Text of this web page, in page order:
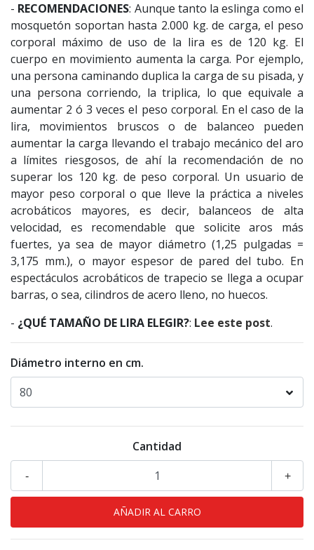
- RECOMENDACIONES: Aunque tanto la eslinga como el
mosquetón soportan hasta 2.000 kg. de carga, el peso
corporal máximo de uso de la lira es de 120 kg. El
cuerpo en movimiento aumenta la carga. Por ejemplo,
una persona caminando duplica la carga de su pisada, y
una persona corriendo, la triplica, lo que equivale a
aumentar 2 ó 3 veces el peso corporal. En el caso de la
lira, movimientos bruscos o de balanceo pueden
aumentar la carga llevando el trabajo mecánico del aro
a límites riesgosos, de ahí la recomendación de no
superar los 120 kg. de peso corporal. Un usuario de
mayor peso corporal o que lleve la práctica a niveles
acrobáticos mayores, es decir, balanceos de alta
velocidad, es recomendable que solicite aros más
fuertes, ya sea de mayor diámetro (1,25 pulgadas =
3,175 mm.), o mayor espesor de pared del tubo. En
espectáculos acrobáticos de trapecio se llega a ocupar
barras, o sea, cilindros de acero lleno, no huecos.
- ¿QUÉ TAMAÑO DE LIRA ELEGIR?: Lee este post.
Diámetro interno en cm.
Cantidad
+
-